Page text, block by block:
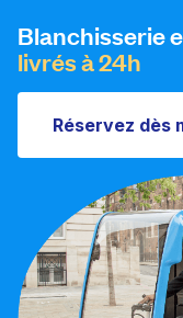
Téléchargez notre
Suivez-nous
Blanchisserie
livrés à 24h
Réservez dès